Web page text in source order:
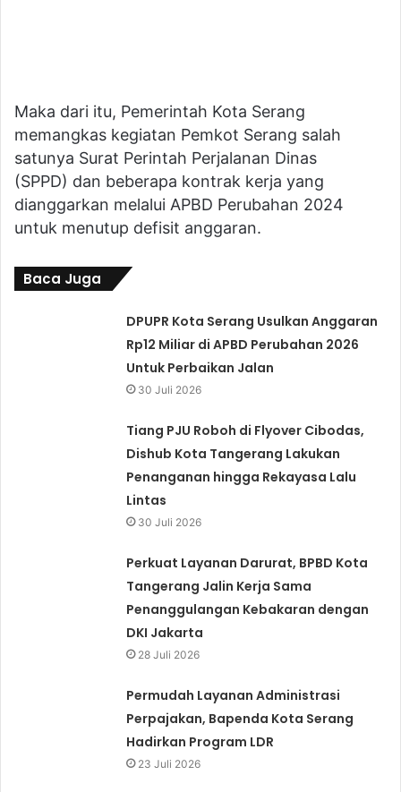
Maka dari itu, Pemerintah Kota Serang
memangkas kegiatan Pemkot Serang salah
satunya Surat Perintah Perjalanan Dinas
(SPPD) dan beberapa kontrak kerja yang
dianggarkan melalui APBD Perubahan 2024
untuk menutup defisit anggaran.
Baca Juga
DPUPR Kota Serang Usulkan Anggaran
Rp12 Miliar di APBD Perubahan 2026
Untuk Perbaikan Jalan
30 Juli 2026
Tiang PJU Roboh di Flyover Cibodas,
Dishub Kota Tangerang Lakukan
Penanganan hingga Rekayasa Lalu
Lintas
30 Juli 2026
Perkuat Layanan Darurat, BPBD Kota
Tangerang Jalin Kerja Sama
Penanggulangan Kebakaran dengan
DKI Jakarta
28 Juli 2026
Permudah Layanan Administrasi
Perpajakan, Bapenda Kota Serang
Hadirkan Program LDR
23 Juli 2026